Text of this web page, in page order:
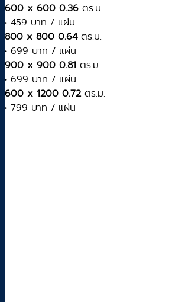
600 x 600 0.36 ตร.ม.
• 459 บาท / แผ่น
800 x 800 0.64ตร.ม.
• 699 บาท / แผ่น
900 x 900 0.81 ตร.ม.
• 699 บาท / แผ่น
600 x 1200 0.72ตร.ม.
• 799 บาท / แผ่น